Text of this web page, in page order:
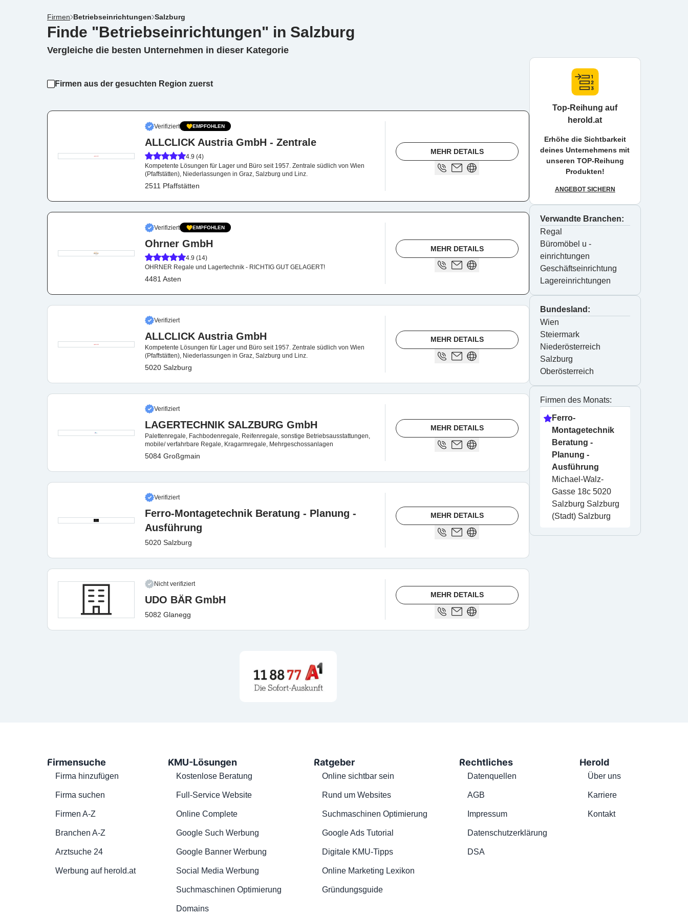
Firmen Betriebseinrichtungen Salzburg
Finde "Betriebseinrichtungen" in Salzburg
Vergleiche die besten Unternehmen in dieser Kategorie
Firmen aus der gesuchten Region zuerst
Verifiziert EMPFOHLEN
ALLCLICK Austria GmbH - Zentrale
4.9 (4)
Kompetente Lösungen für Lager und Büro seit 1957. Zentrale südlich von Wien
(Pfaffstätten), Niederlassungen in Graz, Salzburg und Linz.
2511 Pfaffstätten
MEHR DETAILS
Verifiziert EMPFOHLEN
Ohrner GmbH
4.9 (14)
OHRNER Regale und Lagertechnik - RICHTIG GUT GELAGERT!
4481 Asten
MEHR DETAILS
Verifiziert
ALLCLICK Austria GmbH
Kompetente Lösungen für Lager und Büro seit 1957. Zentrale südlich von Wien
(Pfaffstätten), Niederlassungen in Graz, Salzburg und Linz.
5020 Salzburg
MEHR DETAILS
Verifiziert
LAGERTECHNIK SALZBURG GmbH
Palettenregale, Fachbodenregale, Reifenregale, sonstige Betriebsausstattungen,
mobile/ verfahrbare Regale, Kragarmregale, Mehrgeschossanlagen
5084 Großgmain
MEHR DETAILS
Verifiziert
Ferro-Montagetechnik Beratung - Planung -
Ausführung
5020 Salzburg
MEHR DETAILS
Nicht verifiziert
UDO BÄR GmbH
5082 Glanegg
MEHR DETAILS
Top-Reihung auf
herold.at
Erhöhe die Sichtbarkeit
deines Unternehmens mit
unseren TOP-Reihung
Produkten!
ANGEBOT SICHERN
Verwandte Branchen:
Regal
Büromöbel u -
einrichtungen
Geschäftseinrichtung
Lagereinrichtungen
Bundesland:
Wien
Steiermark
Niederösterreich
Salzburg
Oberösterreich
Firmen des Monats:
Ferro-
Montagetechnik
Beratung -
Planung -
Ausführung
Michael-Walz-
Gasse 18c 5020
Salzburg Salzburg
(Stadt) Salzburg
Firmensuche
Firma hinzufügen
Firma suchen
Firmen A-Z
Branchen A-Z
Arztsuche 24
Werbung auf herold.at
KMU-Lösungen
Kostenlose Beratung
Full-Service Website
Online Complete
Google Such Werbung
Google Banner Werbung
Social Media Werbung
Suchmaschinen Optimierung
Domains
Ratgeber
Online sichtbar sein
Rund um Websites
Suchmaschinen Optimierung
Google Ads Tutorial
Digitale KMU-Tipps
Online Marketing Lexikon
Gründungsguide
Rechtliches
Datenquellen
AGB
Impressum
Datenschutzerklärung
DSA
Herold
Über uns
Karriere
Kontakt